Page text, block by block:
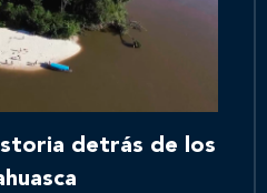
detrás de los